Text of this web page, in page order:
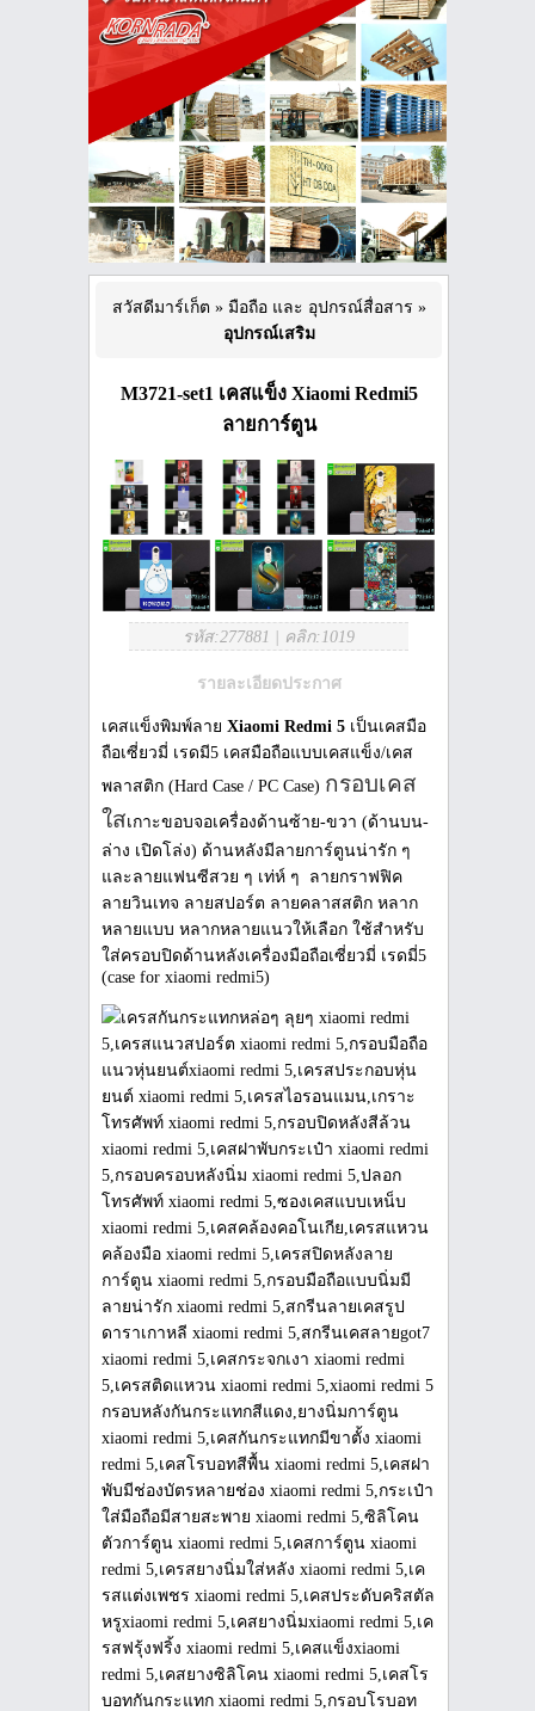
สวัสดีมาร์เก็ต » มือถือ และ อุปกรณ์สื่อสาร »
อุปกรณ์เสริม
M3721-set1 เคสแข็ง Xiaomi Redmi5
ลายการ์ตูน
รหัส:277881 คลิก:1019
รายละเอียดประกาศ
เคสแข็งพิมพ์ลาย Xiaomi Redmi 5 เป็นเคสมือ
ถือเซี่ยวมี่ เรดมี5 เคสมือถือแบบเคสแข็ง/เคส
พลาสติก (Hard Case / PC Case) กรอบเคส
ใสเกาะขอบจอเครื่องด้านซ้าย-ขวา (ด้านบน-
ล่าง เปิดโล่ง) ด้านหลังมีลายการ์ตูนน่ารัก ๆ
และลายแฟนซีสวย ๆ เท่ห์ ๆ ลายกราฟฟิค
ลายวินเทจ ลายสปอร์ต ลายคลาสสติก หลาก
หลายแบบ หลากหลายแนวให้เลือก ใช้สำหรับ
ใส่ครอบปิดด้านหลังเครื่องมือถือเซี่ยวมี่ เรดมี่5
(case for xiaomi redmi5)